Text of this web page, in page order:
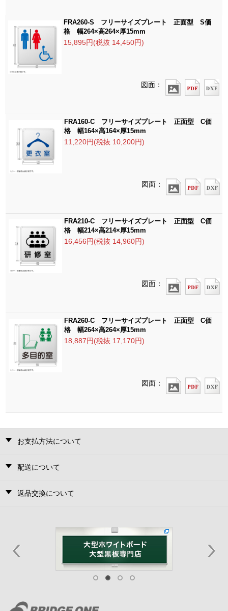
FRA260-S フリーサイズプレート 正面型 S価
格 幅264×高264×厚15mm
15,895円(税抜 14,450円)
図面：
FRA160-C フリーサイズプレート 正面型 C価
格 幅164×高164×厚15mm
11,220円(税抜 10,200円)
図面：
FRA210-C フリーサイズプレート 正面型 C価
格 幅214×高214×厚15mm
16,456円(税抜 14,960円)
図面：
FRA260-C フリーサイズプレート 正面型 C価
格 幅264×高264×厚15mm
18,887円(税抜 17,170円)
図面：
お支払方法について
配送について
返品交換について